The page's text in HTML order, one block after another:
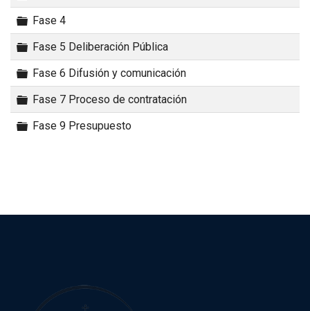
Carpeta
Fase 4
Carpeta
Fase 5 Deliberación Pública
Carpeta
Fase 6 Difusión y comunicación
Carpeta
Fase 7 Proceso de contratación
Carpeta
Fase 9 Presupuesto